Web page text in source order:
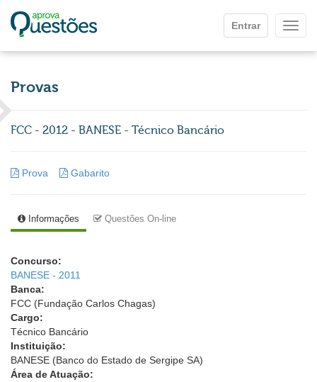
Entrar
Provas
FCC - 2012 - BANESE - Técnico Bancário
Prova Gabarito
Informações Questões On-line
Concurso:
BANESE - 2011
Banca:
FCC (Fundação Carlos Chagas)
Cargo:
Técnico Bancário
Instituição:
BANESE (Banco do Estado de Sergipe SA)
Área de Atuação: